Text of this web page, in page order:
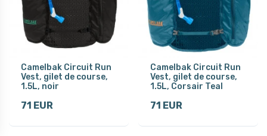
Camelbak Circuit Run
Vest, gilet de course,
1.5L, noir
71 EUR
Camelbak Circuit Run
Vest, gilet de course,
1.5L, Corsair Teal
71 EUR